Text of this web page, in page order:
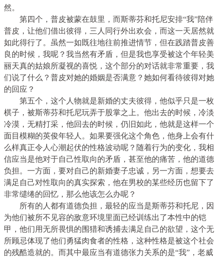
然。
第四个，普皮被蒙在鼓里，而斯蒂芬和托尼安排“我”陪伴
普皮，让他们借出彼得，三人同行外出欢会，而这一天居然就
如此得行了。虽然一如既往地往前推进情节，但在践踏普皮善
良的时候，我呢？我当然有矛盾，但是我也享受被这个年轻美
丽天真的姑娘所凝视的喜悦，这个部分的对话就非常重要，我
们说了什么？普皮对她的婚姻是否满意？她如何看待彼得对她
的回应？
第五个，这个人物就是新婚的丈夫彼得，他似乎只是一枚
棋子，被斯蒂芬和托尼玩弄于股掌之上。他出去的时候，冷淡
冷漠，无精打采，他回去的时候，仍旧如此，他就是这样一个
面目模糊的英俊年轻人。如果要强化这个角色，他身上会有什
么样真正令人心潮起伏的性格波动呢？随着行为的变化，我相
信应当是他对于自己性取向的矛盾，甚至他的痛苦，他的道德
负担。一方面，要对自己的新婚妻子忠诚，另一方面，想要去
满足自己对性取向的真实探索，他在男校的某些经历也留下了
非常缱绻的回忆，那么他该怎么办呢？
所有的人都有道德负担，最轻的应当是斯蒂芬和托尼，因
为他们被所不见容的敌意环境里面已经训练出了本性中的铠
甲，他们用无所畏惧的围猎和诱捕去满足自己的欲望，这个无
所顾忌体现了他们勇猛肉食者的性格，这种性格是被这个社会
的残酷造就的。而其中最应当有道德张力关系的是“我”，老威